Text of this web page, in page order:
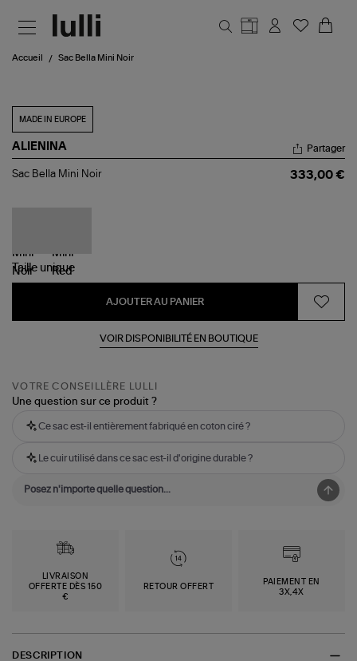
Accueil Sac Bella Mini Noir
MADE IN EUROPE
ALIENINA
Sac
Partager
Sac Bella Mini Noir 333,00 €
Taille unique
AJOUTER AU PANIER
VOIR DISPONIBILITÉ EN BOUTIQUE
VOTRE CONSEILLÈRE LULLI
Une question sur ce produit ?
Ce sac est-il entièrement fabriqué en coton ciré ?
Le cuir utilisé dans ce sac est-il d'origine durable ?
LIVRAISON
OFFERTE DÈS 150
€
RETOUR OFFERT
PAIEMENT EN
3X,4X
DESCRIPTION